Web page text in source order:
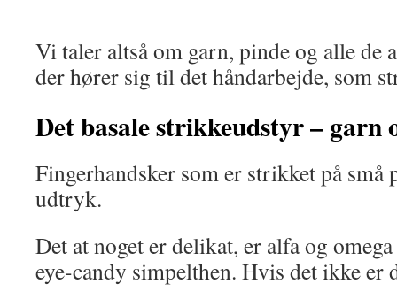
Vi taler altså om garn, pinde og alle de
der hører sig til det håndarbejde, som
Det basale strikkeudstyr – garn
Fingerhandsker som er strikket på små
udtryk.
Det at noget er delikat, er alfa og
eye-candy simpelthen. Hvis det ikke er